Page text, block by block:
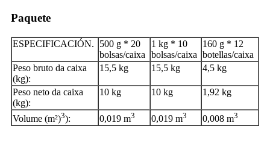
Paquete
ESPECIFICACIÓN.
500 g * 20
bolsas/caixa
1 kg * 10
bolsas/caixa
160 g * 12
botellas/caixa
Peso bruto da caixa
(kg):
15,5 kg 15,5 kg 4,5 kg
Peso neto da caixa
(kg):
10 kg 10 kg 1,92 kg
Volume (m²)3): 0,019 m3 0,019 m3 0,008 m3